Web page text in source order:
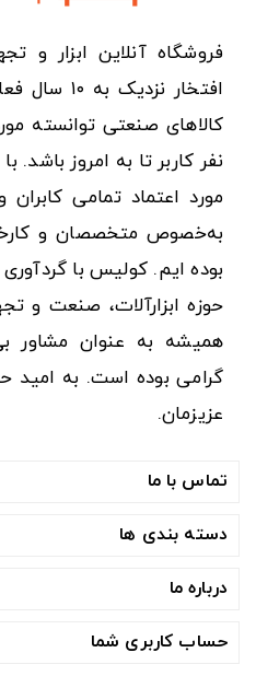
فروشگاه آنلاین ابزار و
افتخار
نفر کاربر تا به امروز باشد.
مورد اعتماد تمامی کابران
به‌خصوص متخصصان و
بوده ایم. کولیس با
حوزه ابزارآلات، صنعت
همیشه به عنوان مشاور
گرامی بوده است. به امید
عزیزمان.
تماس با ما
دسته بندی ها
درباره ما
حساب کاربری شما